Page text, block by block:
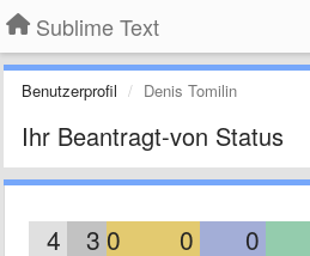
Sublime Text
Benutzerprofil Denis Tomilin
Ihr Beantragt-von Status
4 3 0 0 0